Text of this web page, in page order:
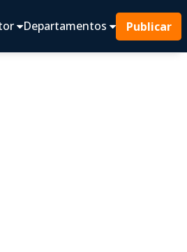
Departamentos Publicar